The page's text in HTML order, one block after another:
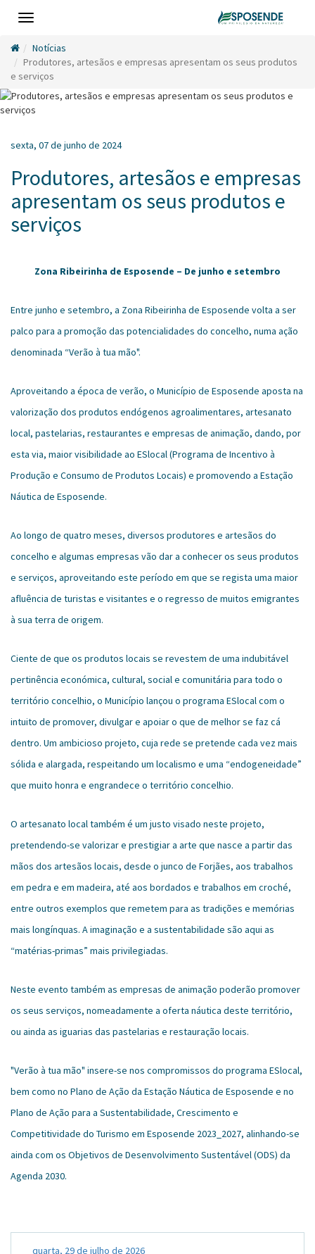
Toggle
Notícias
Produtores, artesãos e empresas apresentam os seus produtos
e serviços
sexta, 07 de junho de 2024
Produtores, artesãos e empresas
apresentam os seus produtos e
serviços
Zona Ribeirinha de Esposende – De junho e setembro
Entre junho e setembro, a Zona Ribeirinha de Esposende volta a ser
palco para a promoção das potencialidades do concelho, numa ação
denominada “Verão à tua mão".
Aproveitando a época de verão, o Município de Esposende aposta na
valorização dos produtos endógenos agroalimentares, artesanato
local, pastelarias, restaurantes e empresas de animação, dando, por
esta via, maior visibilidade ao ESlocal (Programa de Incentivo à
Produção e Consumo de Produtos Locais) e promovendo a Estação
Náutica de Esposende.
Ao longo de quatro meses, diversos produtores e artesãos do
concelho e algumas empresas vão dar a conhecer os seus produtos
e serviços, aproveitando este período em que se regista uma maior
afluência de turistas e visitantes e o regresso de muitos emigrantes
à sua terra de origem.
Ciente de que os produtos locais se revestem de uma indubitável
pertinência económica, cultural, social e comunitária para todo o
território concelhio, o Município lançou o programa ESlocal com o
intuito de promover, divulgar e apoiar o que de melhor se faz cá
dentro. Um ambicioso projeto, cuja rede se pretende cada vez mais
sólida e alargada, respeitando um localismo e uma “endogeneidade”
que muito honra e engrandece o território concelhio.
O artesanato local também é um justo visado neste projeto,
pretendendo-se valorizar e prestigiar a arte que nasce a partir das
mãos dos artesãos locais, desde o junco de Forjães, aos trabalhos
em pedra e em madeira, até aos bordados e trabalhos em croché,
entre outros exemplos que remetem para as tradições e memórias
mais longínquas. A imaginação e a sustentabilidade são aqui as
“matérias-primas” mais privilegiadas.
Neste evento também as empresas de animação poderão promover
os seus serviços, nomeadamente a oferta náutica deste território,
ou ainda as iguarias das pastelarias e restauração locais.
"Verão à tua mão" insere-se nos compromissos do programa ESlocal,
bem como no Plano de Ação da Estação Náutica de Esposende e no
Plano de Ação para a Sustentabilidade, Crescimento e
Competitividade do Turismo em Esposende 2023_2027, alinhando-se
ainda com os Objetivos de Desenvolvimento Sustentável (ODS) da
Agenda 2030.
quarta, 29 de julho de 2026